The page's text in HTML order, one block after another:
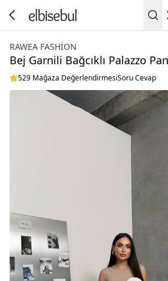
RAWEA FASHİON
Bej Garnili Bağcıklı Palazzo
529 Mağaza DeğerlendirmesiSoru Cevap